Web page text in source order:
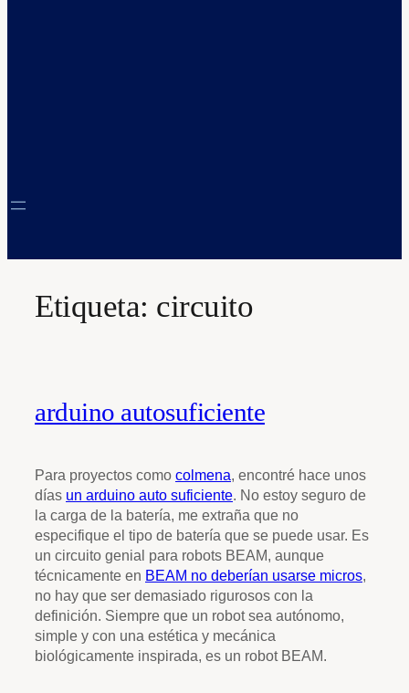
Etiqueta: circuito
arduino autosuficiente
Para proyectos como colmena, encontré hace unos
días un arduino auto suficiente. No estoy seguro de
la carga de la batería, me extraña que no
especifique el tipo de batería que se puede usar. Es
un circuito genial para robots BEAM, aunque
técnicamente en BEAM no deberían usarse micros,
no hay que ser demasiado rigurosos con la
definición. Siempre que un robot sea autónomo,
simple y con una estética y mecánica
biológicamente inspirada, es un robot BEAM.